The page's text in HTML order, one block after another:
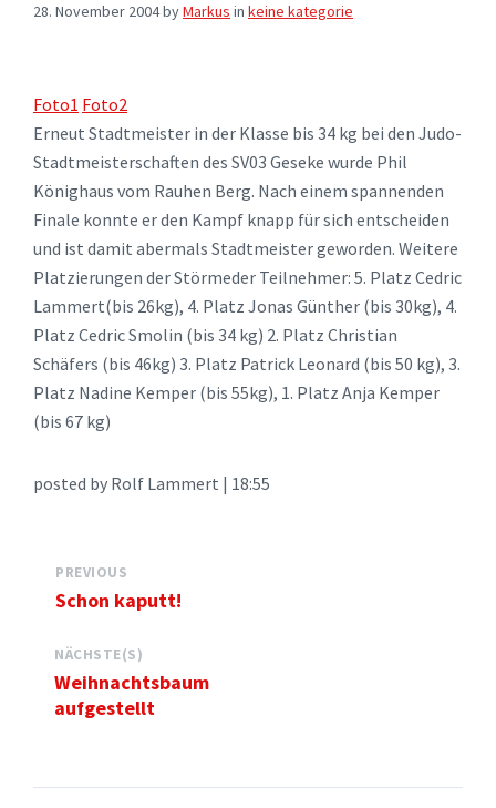
28. November 2004byMarkus in keine kategorie
Foto1 Foto2
Erneut Stadtmeister in der Klasse bis 34 kg bei den Judo-
Stadtmeisterschaften des SV03 Geseke wurde Phil
Könighaus vom Rauhen Berg. Nach einem spannenden
Finale konnte er den Kampf knapp für sich entscheiden
und ist damit abermals Stadtmeister geworden. Weitere
Platzierungen der Störmeder Teilnehmer: 5. Platz Cedric
Lammert(bis 26kg), 4. Platz Jonas Günther (bis 30kg), 4.
Platz Cedric Smolin (bis 34 kg) 2. Platz Christian
Schäfers (bis 46kg) 3. Platz Patrick Leonard (bis 50 kg), 3.
Platz Nadine Kemper (bis 55kg), 1. Platz Anja Kemper
(bis 67 kg)
posted by Rolf Lammert | 18:55
PREVIOUS
Schon kaputt!
NÄCHSTE(S)
Weihnachtsbaum
aufgestellt